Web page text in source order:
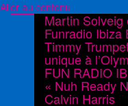
Aller au contenu
Martin Solveig
Funradio Ibiza
Timmy
unique à
FUN RADIO
« Nuh Ready
Calvin Harris